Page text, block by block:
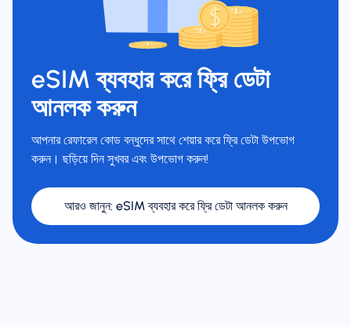
eSIM ব্যবহার করে ফ্রি ডেটা
আনলক করুন
আপনার রেফারেল কোড বন্ধুদের সাথে শেয়ার করে ফ্রি ডেটা উপভোগ
করুন। ছড়িয়ে দিন সুখবর এবং উপভোগ করুন!
আরও জানুন: eSIM ব্যবহার করে ফ্রি ডেটা আনলক করুন